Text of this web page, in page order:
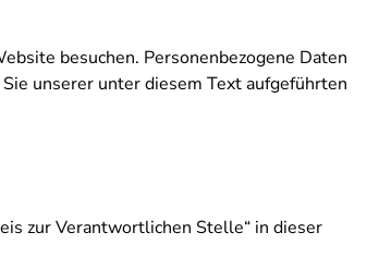
besuchen. Personenbezogene Daten
unserer unter diesem Text aufgeführten
zur Verantwortlichen Stelle“ in dieser